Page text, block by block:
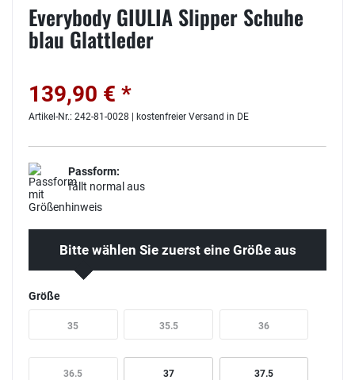
Everybody GIULIA Slipper Schuhe
blau Glattleder
139,90 € *
Artikel-Nr.: 242-81-0028 | kostenfreier Versand in DE
Passform:
fällt normal aus
Bitte wählen Sie zuerst eine Größe aus
Größe
35 35.5 36
36.5 37 37.5